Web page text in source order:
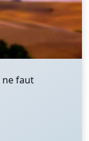
ne faut